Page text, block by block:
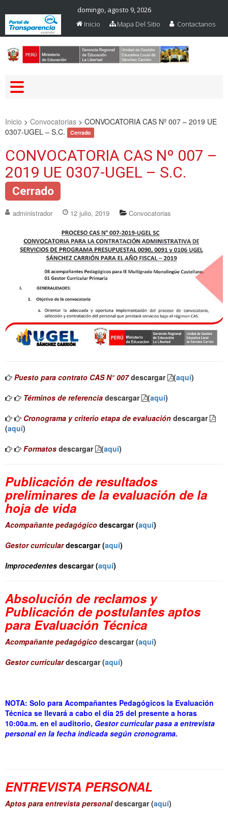
domingo, agosto 9, 2026
Inicio
Mapa Del Sitio Contactanos
Inicio > Convocatorias > CONVOCATORIA CAS Nº 007 – 2019 UE
0307-UGEL – S.C.
Cerrado
CONVOCATORIA CAS Nº 007 –
2019 UE 0307-UGEL – S.C.
Cerrado
administrador 12 julio, 2019 Convocatorias
Puesto para contrato CAS N° 007descargar (aquí)
Términos de referencia descargar (aquí)
Cronograma y criterio etapa de evaluación descargar
(aquí)
Formatos descargar (aquí)
Publicación de resultados
preliminares de la evaluación de la
hoja de vida
Acompañante pedagógico descargar (aquí)
Gestor curriculardescargar (aquí)
Improcedentes descargar (aquí)
Absolución de reclamos y
Publicación de postulantes aptos
para Evaluación Técnica
Acompañante pedagógico descargar (aquí)
Gestor curriculardescargar (aquí)
NOTA: Solo para Acompañantes Pedagógicos la Evaluación
Técnica se llevará a cabo el día 25 del presente a horas
10:00a.m. en el auditorio, Gestor curricular pasa a entrevista
personal en la fecha indicada según cronograma.
ENTREVISTA PERSONAL
Aptos para entrevista personal descargar (aquí)